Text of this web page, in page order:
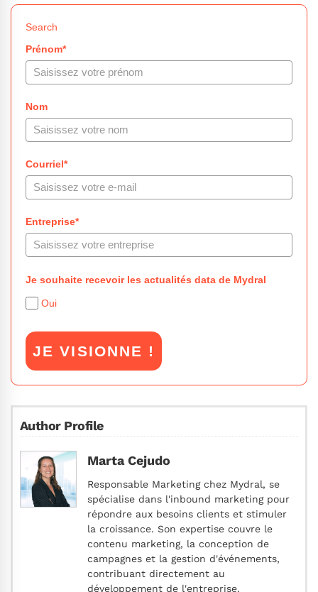
Search
Prénom*
Nom
Courriel*
Entreprise*
Je souhaite recevoir les actualités data de Mydral
Oui
JE VISIONNE !
Author Profile
Marta Cejudo
Responsable Marketing chez Mydral, se
spécialise dans l'inbound marketing pour
répondre aux besoins clients et stimuler
la croissance. Son expertise couvre le
contenu marketing, la conception de
campagnes et la gestion d'événements,
contribuant directement au
développement de l'entreprise.